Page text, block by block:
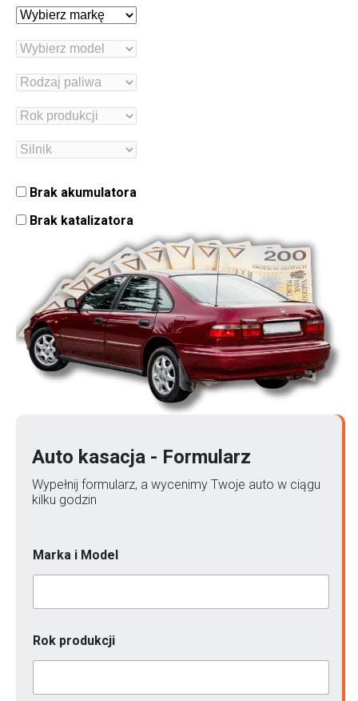
Brak akumulatora
Brak katalizatora
Auto kasacja - Formularz
Wypełnij formularz, a wycenimy Twoje auto w ciągu
kilku godzin
Marka i Model
Rok produkcji